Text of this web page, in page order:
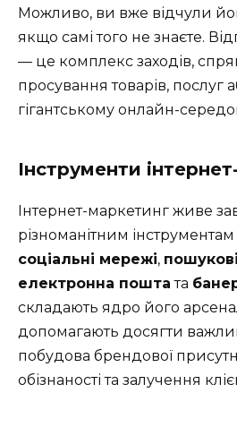
Можливо, ви вже відчули
якщо самі того не знаєте.
— це комплекс заходів,
просування товарів, послуг
гігантському онлайн-
Інструменти
Інтернет-маркетинг живе
різноманітним
соціальні мережі,
електронна пошта та
складають ядро його
допомагають досягти
побудова брендової
обізнаності та залучення